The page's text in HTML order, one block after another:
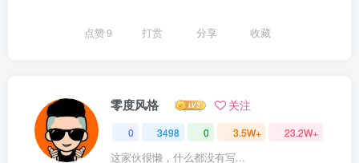
点赞9 打赏 分享 收藏
零度风格 关注
0 3498 0 3.5W+ 23.2W+
这家伙很懒，什么都没有写...